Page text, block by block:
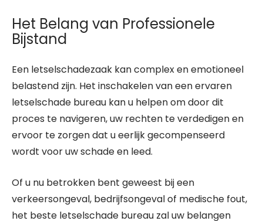
Het Belang van Professionele
Bijstand
Een letselschadezaak kan complex en emotioneel
belastend zijn. Het inschakelen van een ervaren
letselschade bureau kan u helpen om door dit
proces te navigeren, uw rechten te verdedigen en
ervoor te zorgen dat u eerlijk gecompenseerd
wordt voor uw schade en leed.
Of u nu betrokken bent geweest bij een
verkeersongeval, bedrijfsongeval of medische fout,
het beste letselschade bureau zal uw belangen